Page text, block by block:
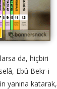
gibi birçok
olup, hiçbiri
da, hiçbiri
Ebû Bekr-i
yanına katarak,